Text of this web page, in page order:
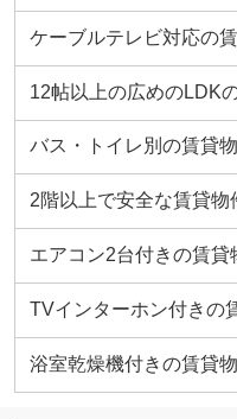
ケーブルテレビ対応の
12帖以上の広めのLDK
バス・トイレ別の賃貸
2階以上で安全な賃貸物
エアコン2台付きの賃貸
TVインターホン付きの
浴室乾燥機付きの賃貸